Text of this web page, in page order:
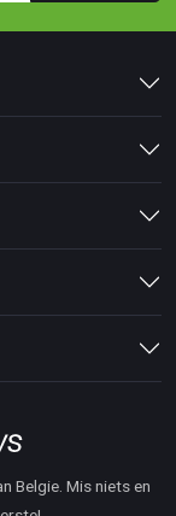
Belgie. Mis niets en